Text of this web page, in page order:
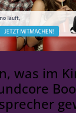
was im